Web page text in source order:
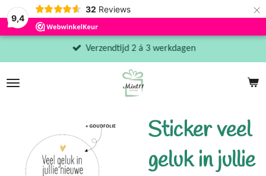
9,4
32 Reviews ×
Verzendtijd 2 á 3 werkdagen
Sticker veel
geluk in jullie